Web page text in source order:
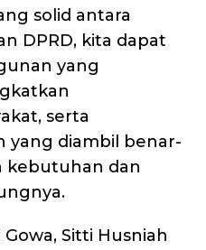
solid antara
DPRD, kita dapat
yang
serta
yang diambil benar-
kebutuhan dan
Sitti Husniah